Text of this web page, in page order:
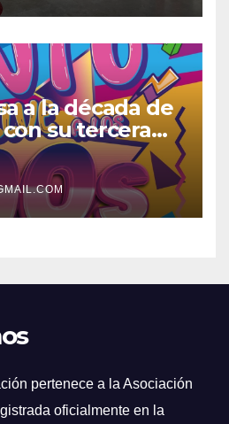
a la década de
su tercera
y deportiva
pertenece a la Asociación
oficialmente en la